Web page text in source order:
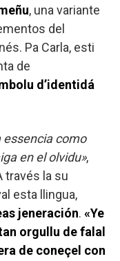
, una variante
del
Pa Carla, esti
de
d’identidá
essencia como
en el olvidu»,
través la su
esta llingua,
jeneración. «Ye
orgullu de falal
de coneçel con